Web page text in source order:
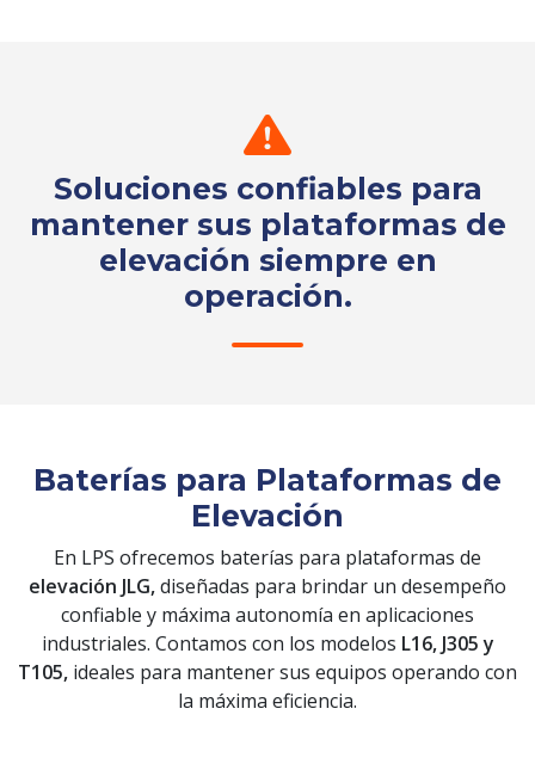
Soluciones confiables para
mantener sus plataformas de
elevación siempre en
operación.
Baterías para Plataformas de
Elevación
En LPS ofrecemos baterías para plataformas de
elevación JLG,diseñadas para brindar un desempeño
confiable y máxima autonomía en aplicaciones
industriales. Contamos con los modelos L16, J305 y
T105, ideales para mantener sus equipos operando con
la máxima eficiencia.